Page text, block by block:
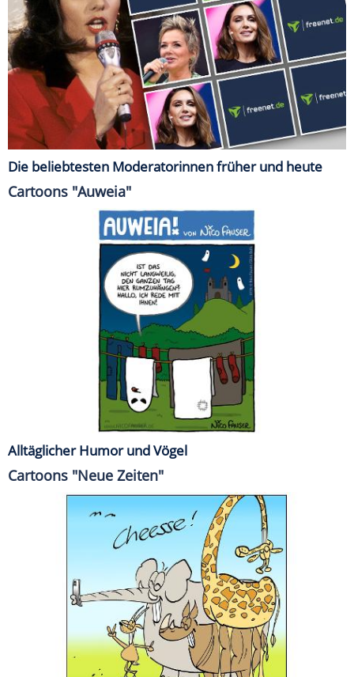
Die beliebtesten Moderatorinnen früher und heute
Cartoons "Auweia"
Alltäglicher Humor und Vögel
Cartoons "Neue Zeiten"